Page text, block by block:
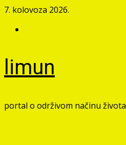
Skip
content
7. kolovoza 2026.
limun
portal o održivom načinu života